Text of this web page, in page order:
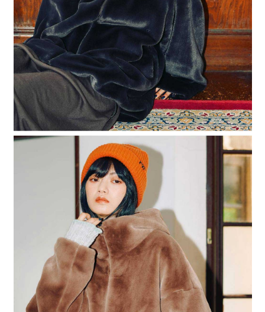
【注意事項】
１．透過由恩沛科技股份有限公司提供之「AFTEE先享後付」服務完成之交
易，需依本服務之必要範圍內提供個人資料，並將交易相關給付款項請求債
權轉讓予恩沛科技股份有限公司。
２．關於個人資料處理事宜，請瀏覽以下網址：https://aftee.tw/terms/#terms3
３．未成年的使用者請事先徵得法定代理人或監護人之同意方可使用
「AFTEE先享後付」，若未經同意申辦者引起之損失，本公司不負相關責
任。
４．使用「AFTEE先享後付」時，將依據個別帳號之用戶狀況，依本公司即
時審查核予不同之上限額度；若仍有額度不足之情形，本公司將視審查結果
請求用戶進行身份認證。
５．嚴禁一人註冊多個帳號或使用他人資訊註冊。若發現惡意使用之情形，
恩沛科技股份有限公司將有權停止該用戶之使用額度並採取法律行動。